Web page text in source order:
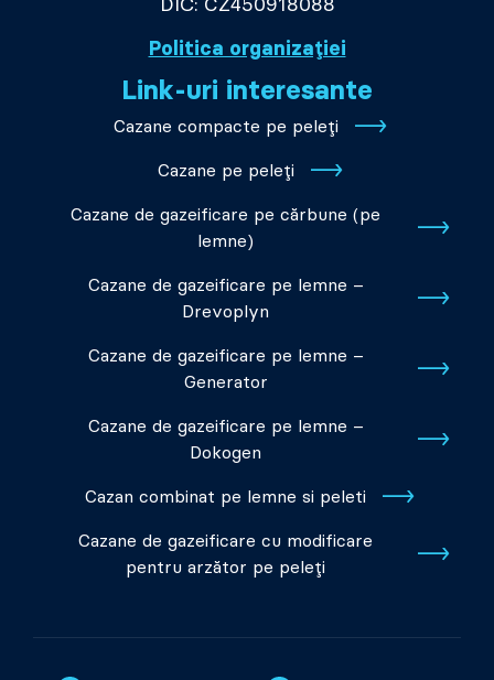
Politica organizației
Link-uri interesante
Cazane compacte pe peleți
Cazane pe peleți
Cazane de gazeificare pe cărbune (pe
lemne)
Cazane de gazeificare pe lemne –
Drevoplyn
Cazane de gazeificare pe lemne –
Generator
Cazane de gazeificare pe lemne –
Dokogen
Cazan combinat pe lemne si peleti
Cazane de gazeificare cu modificare
pentru arzător pe peleți